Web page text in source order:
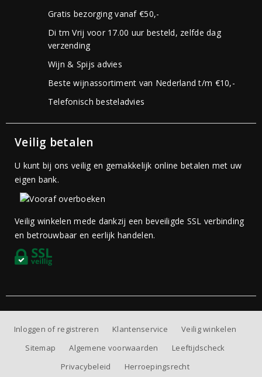
Gratis bezorging vanaf €50,-
Di tm Vrij voor 17.00 uur besteld, zelfde dag
verzending
Wijn & Spijs advies
Beste wijnassortiment van Nederland t/m €10,-
Telefonisch besteladvies
Veilig betalen
U kunt bij ons veilig en gemakkelijk online betalen met uw
eigen bank.
Veilig winkelen mede dankzij een beveiligde SSL verbinding
en betrouwbaar en eerlijk handelen.
Inloggen of registreren Klantenservice
Veilig winkelen
Sitemap
Algemene voorwaarden
Leeftijdscheck
Privacybeleid
Herroepingsrecht